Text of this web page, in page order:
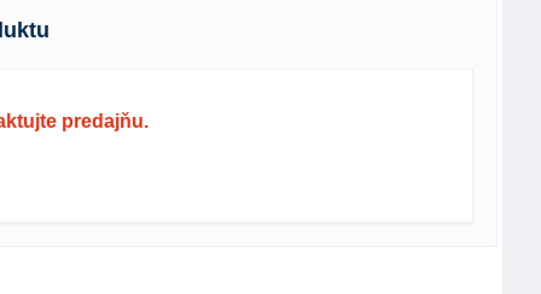
predajňu.